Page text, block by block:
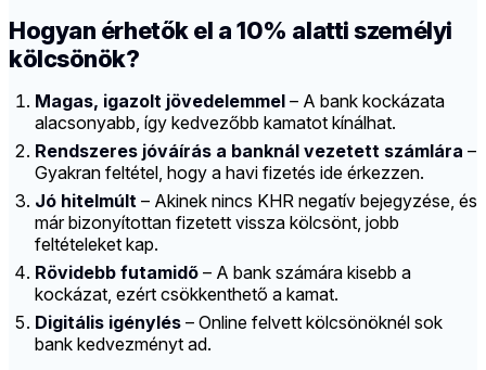
Hogyan érhetők el a 10% alatti személyi
kölcsönök?
Magas, igazolt jövedelemmel – A bank kockázata
alacsonyabb, így kedvezőbb kamatot kínálhat.
Rendszeres jóváírás a banknál vezetett számlára –
Gyakran feltétel, hogy a havi fizetés ide érkezzen.
Jó hitelmúlt – Akinek nincs KHR negatív bejegyzése, és
már bizonyítottan fizetett vissza kölcsönt, jobb
feltételeket kap.
Rövidebb futamidő – A bank számára kisebb a
kockázat, ezért csökkenthető a kamat.
Digitális igénylés – Online felvett kölcsönöknél sok
bank kedvezményt ad.